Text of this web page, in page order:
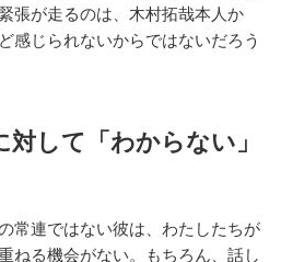
張が走るのは、木村拓哉本人か
感じられないからではないだろう
して「わからない」
常連ではない彼は、わたしたちが
ねる機会がない。もちろん、話し